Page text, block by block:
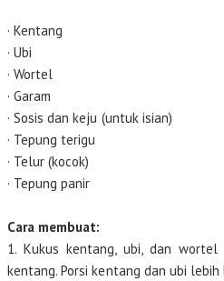
· Kentang
· Ubi
· Wortel
· Garam
· Sosis dan keju (untuk isian)
· Tepung terigu
· Telur (kocok)
· Tepung panir
Cara membuat:
1. Kukus kentang, ubi, dan
kentang. Porsi kentang dan ubi